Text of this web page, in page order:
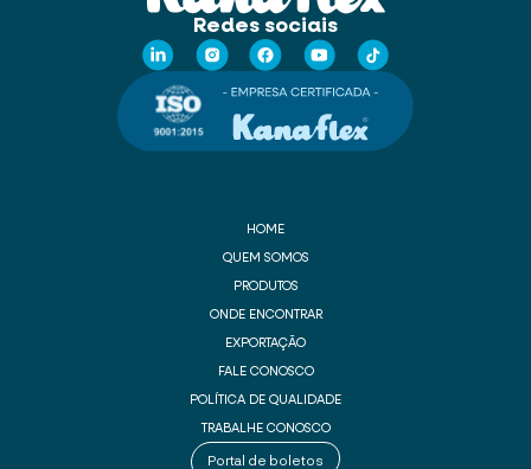
Redes sociais
HOME
QUEM SOMOS
PRODUTOS
ONDE ENCONTRAR
EXPORTAÇÃO
FALE CONOSCO
POLÍTICA DE QUALIDADE
TRABALHE CONOSCO
Portal de boletos